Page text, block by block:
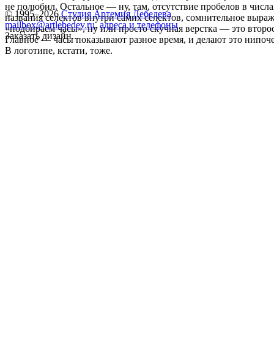
не полюбил. Остальное — ну, там, отсутствие пробелов в
названия селектов внутри самих селектов, сомнительное
«подбираем часы», ну или просто скучная верстка — это
Главное — часы показывают разное время, и делают это
В логотипе, кстати, тоже.
© 1995–2026 Студия Артемия Лебедева
mailbox@artlebedev.ru, адреса и телефоны
Заказать дизайн...